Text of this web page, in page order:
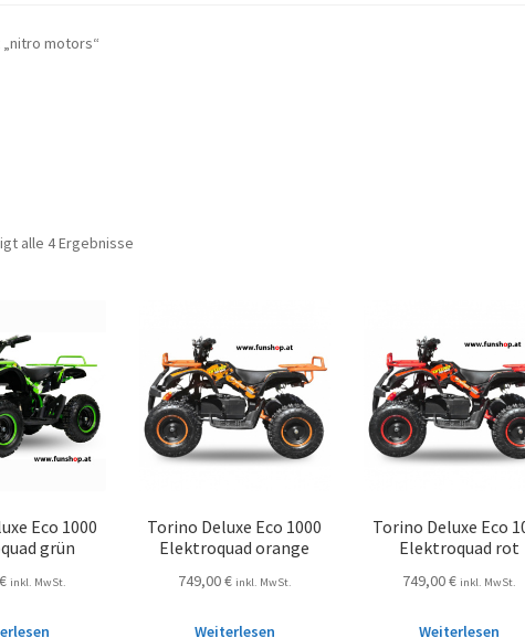
motors“
alle 4 Ergebnisse
Eco 1000
grün
€ inkl. MwSt.
Torino Deluxe Eco 1000
Elektroquad orange
749,00€ inkl. MwSt.
Weiterlesen
Torino Deluxe Eco
Elektroquad rot
749,00€ inkl. MwSt.
Weiterlesen